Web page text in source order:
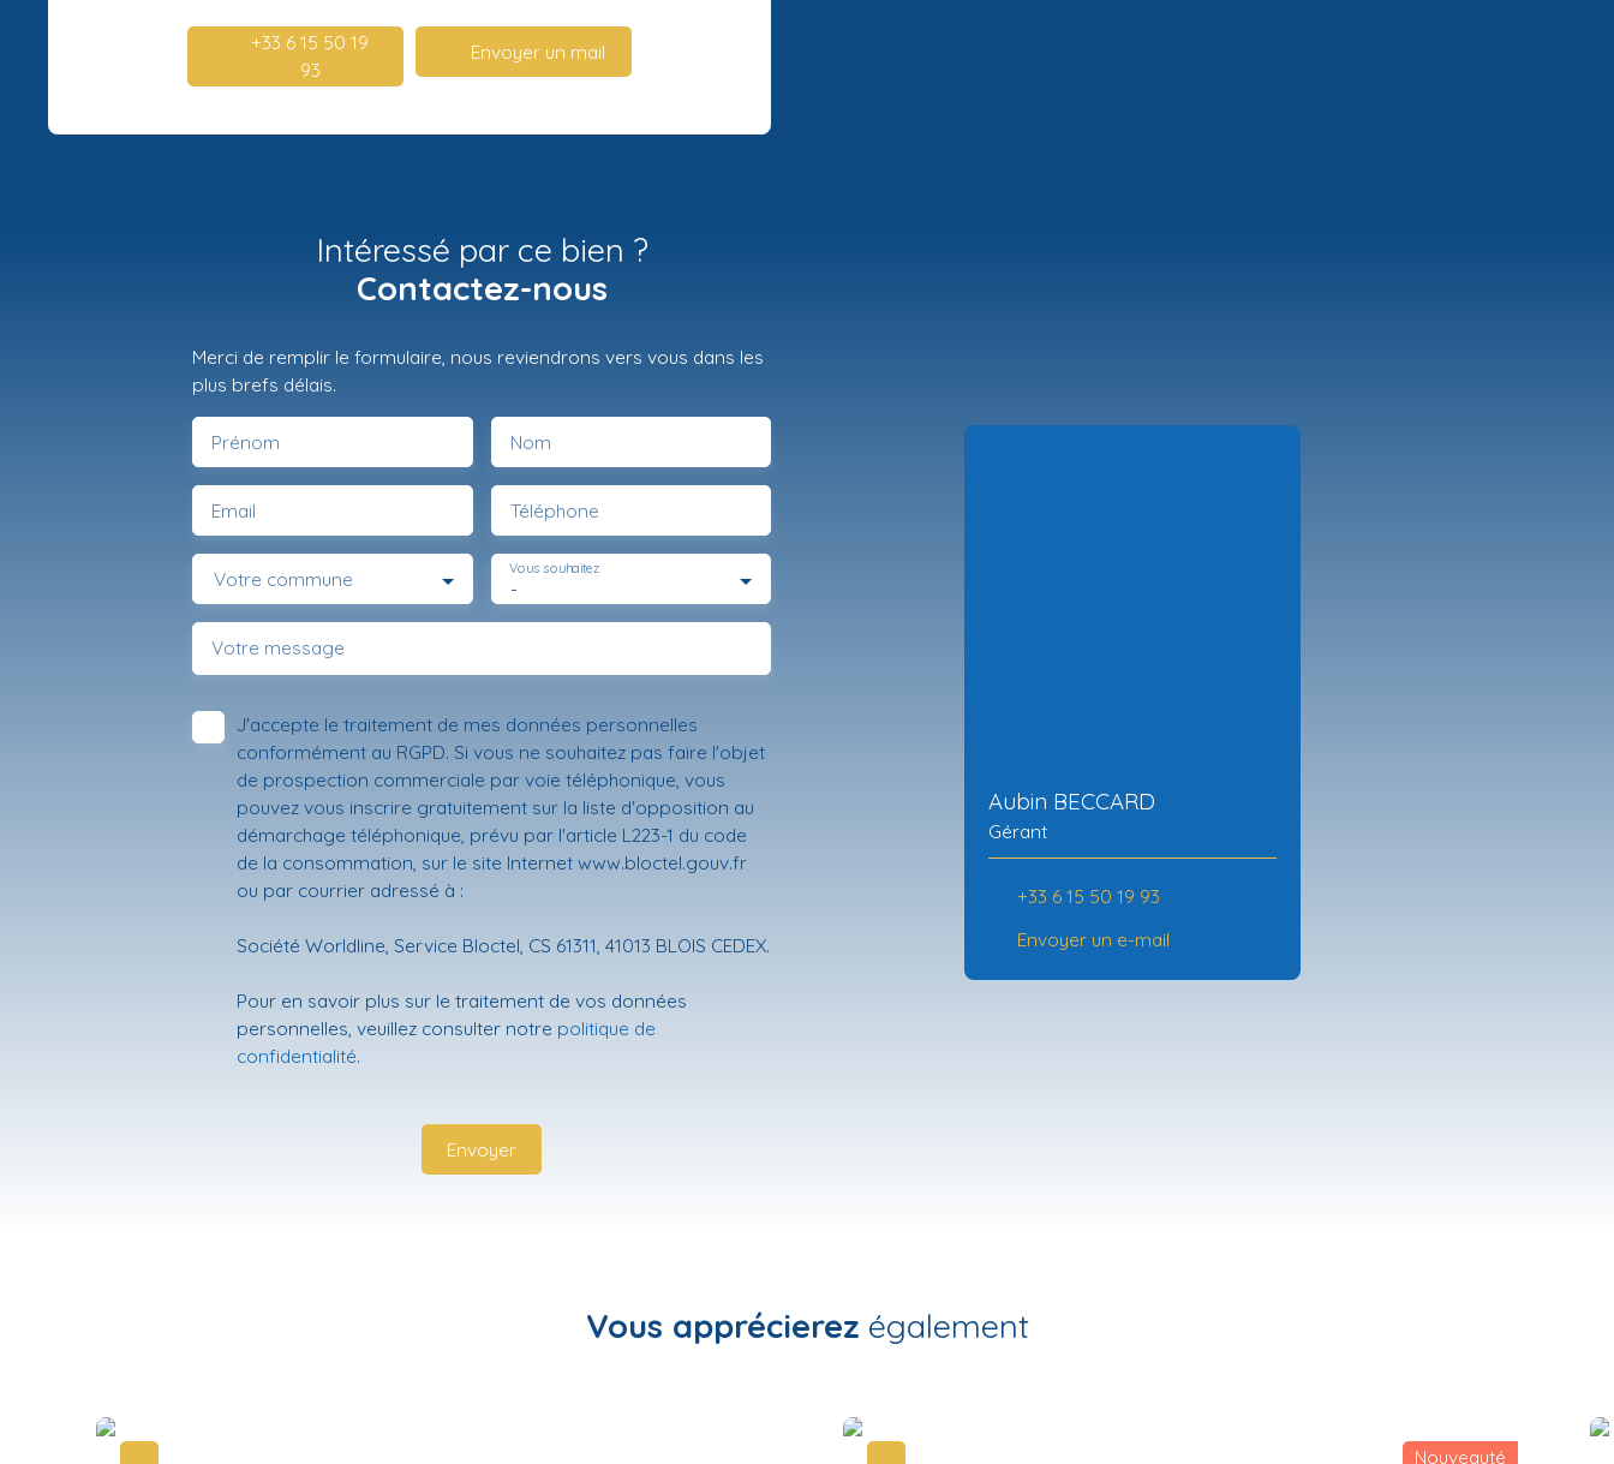
+33 6 15 50 19
93
Envoyer un mail
Intéressé par ce bien ?
Contactez-nous
Merci de remplir le formulaire, nous reviendrons vers vous dans les
plus brefs délais.
Prénom Nom
Email Téléphone
Votre commune -
Vous souhaitez
Votre message
J'accepte le traitement de mes données personnelles
conformément au RGPD. Si vous ne souhaitez pas faire l'objet
de prospection commerciale par voie téléphonique, vous
pouvez vous inscrire gratuitement sur la liste d'opposition au
démarchage téléphonique, prévu par l'article L223-1 du code
de la consommation, sur le site Internet www.bloctel.gouv.fr
ou par courrier adressé à :
Société Worldline, Service Bloctel, CS 61311, 41013 BLOIS CEDEX.
Pour en savoir plus sur le traitement de vos données
personnelles, veuillez consulter notre politique de
confidentialité.
Envoyer
Aubin BECCARD
Gérant
+33 6 15 50 19 93
Envoyer un e-mail
Vous apprécierez également